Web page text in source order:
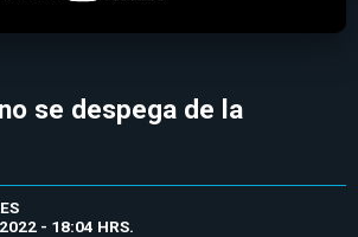
se despega de la
- 18:04 HRS.